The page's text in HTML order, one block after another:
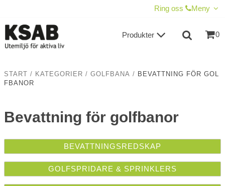
Ring oss Meny
0
Produkter
START / KATEGORIER / GOLFBANA / BEVATTNING FÖR GOL
FBANOR
Bevattning för golfbanor
BEVATTNINGSREDSKAP
GOLFSPRIDARE & SPRINKLERS
TILL KASSAN